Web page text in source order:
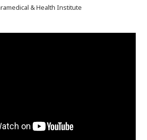
& Health Institute